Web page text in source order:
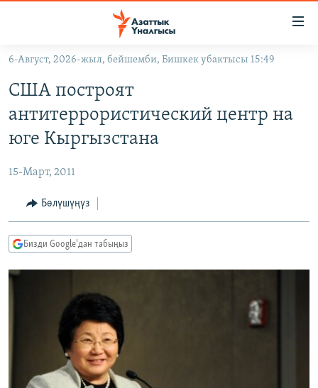
Навигацияга
өтүңүз
салыңызКЫРГЫЗСТАН
ЭКОНОМИКА
МАДАНИЯТ
БОРБОР АЗИЯ
АТАЙЫН ИЛИКТӨӨ
ТВ ПРОГРАММАЛАР
ЭКСПЕРТТЕР ТАЛДАЙТ
ЭЖЕ-СИҢДИЛЕР
АЗАТТЫК+
ЫҢГАЙСЫЗ СУРООЛОР
ӨЗГӨЧӨ ПИКИР
ОНЛАЙН ШЕРИНЕ
6-Август, 2026-жыл, бейшемби, Бишкек убактысы 15:49
США построят
антитеррористический центр на
юге Кыргызстана
15-Март, 2011
Бөлүшүңүз
Бизди Google'дан табыңыз